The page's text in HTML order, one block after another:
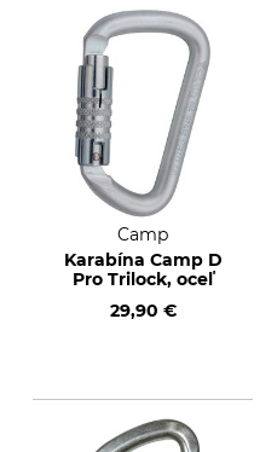
Camp
Karabína Camp D
Pro Trilock, oceľ
29,90 €